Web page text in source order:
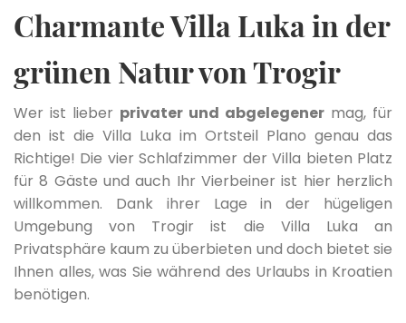
Charmante Villa Luka in der
grünen Natur von Trogir
Wer ist lieber privater und abgelegener mag, für
den ist die Villa Luka im Ortsteil Plano genau das
Richtige! Die vier Schlafzimmer der Villa bieten Platz
für 8 Gäste und auch Ihr Vierbeiner ist hier herzlich
willkommen. Dank ihrer Lage in der hügeligen
Umgebung von Trogir ist die Villa Luka an
Privatsphäre kaum zu überbieten und doch bietet sie
Ihnen alles, was Sie während des Urlaubs in Kroatien
benötigen.